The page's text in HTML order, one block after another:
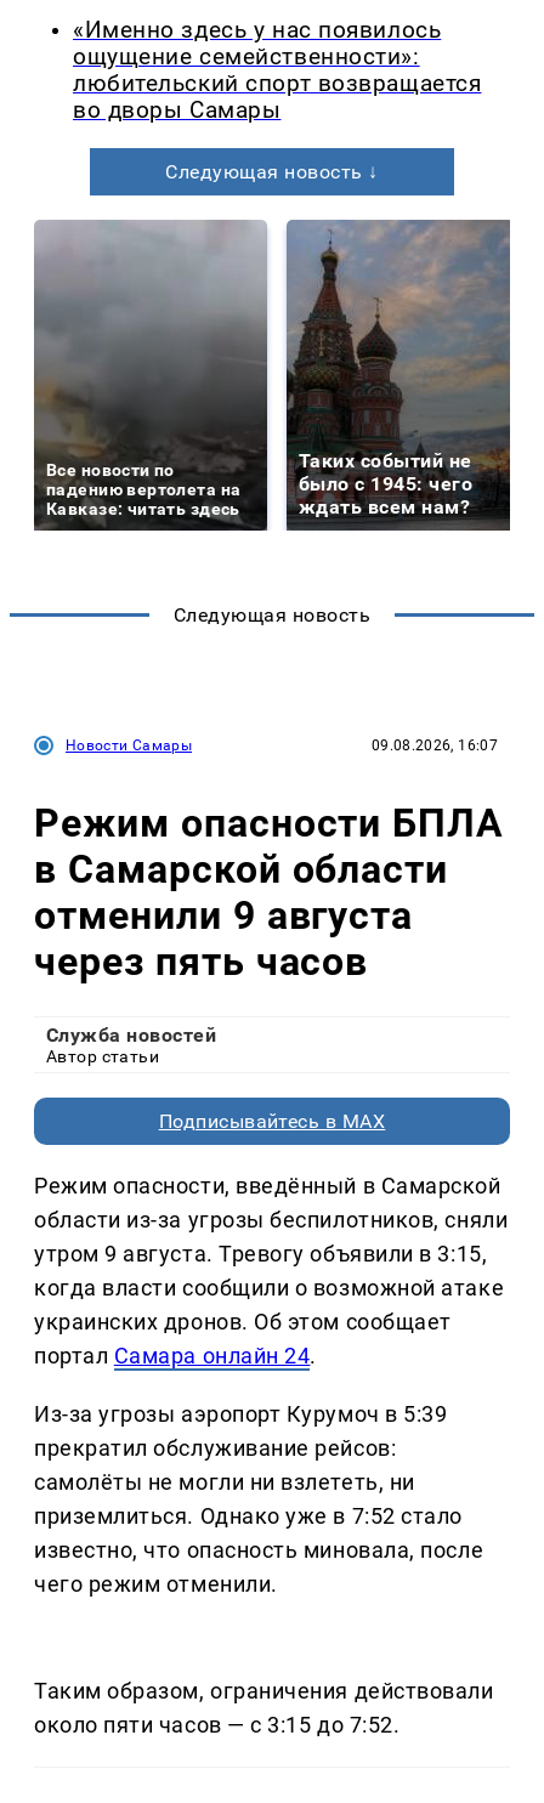
«Именно здесь у нас появилось
ощущение семейственности»:
любительский спорт возвращается
во дворы Самары
Следующая новость ↓
Все новости по
падению вертолета на
Кавказе: читать здесь
Таких событий не
было с 1945: чего
ждать всем нам?
Следующая новость
Новости Самары 09.08.2026, 16:07
Режим опасности БПЛА
в Самарской области
отменили 9 августа
через пять часов
Служба новостей
Автор статьи
Подписывайтесь в MAX
Режим опасности, введённый в Самарской
области из-за угрозы беспилотников, сняли
утром 9 августа. Тревогу объявили в 3:15,
когда власти сообщили о возможной атаке
украинских дронов. Об этом сообщает
портал Самара онлайн 24.
Из-за угрозы аэропорт Курумоч в 5:39
прекратил обслуживание рейсов:
самолёты не могли ни взлететь, ни
приземлиться. Однако уже в 7:52 стало
известно, что опасность миновала, после
чего режим отменили.
Таким образом, ограничения действовали
около пяти часов — с 3:15 до 7:52.